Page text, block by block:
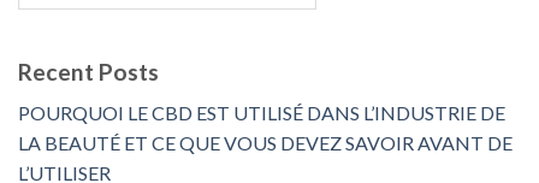
Recent Posts
POURQUOI LE CBD EST UTILISÉ DANS L’INDUSTRIE DE
LA BEAUTÉ ET CE QUE VOUS DEVEZ SAVOIR AVANT DE
L’UTILISER